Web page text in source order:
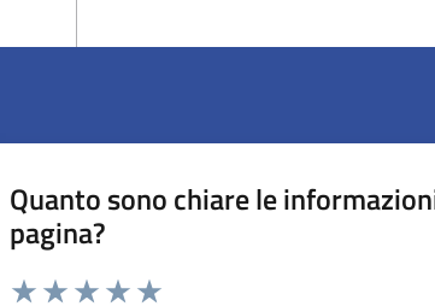
Quanto sono chiare le
pagina?
Valuta da 1 a 5 stelle la pagina